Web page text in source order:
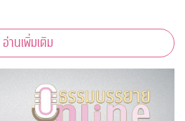
อ่านเพิ่มเติม